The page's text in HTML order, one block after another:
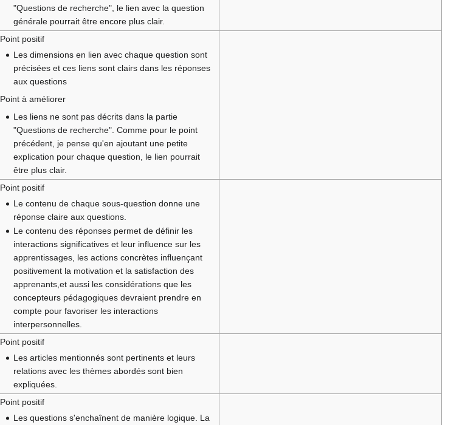
"Questions de recherche", le lien avec la question
générale pourrait être encore plus clair.
Point positif
Les dimensions en lien avec chaque question sont
précisées et ces liens sont clairs dans les réponses
aux questions
Point à améliorer
Les liens ne sont pas décrits dans la partie
"Questions de recherche". Comme pour le point
précédent, je pense qu'en ajoutant une petite
explication pour chaque question, le lien pourrait
être plus clair.
Point positif
Le contenu de chaque sous-question donne une
réponse claire aux questions.
Le contenu des réponses permet de définir les
interactions significatives et leur influence sur les
apprentissages, les actions concrètes influençant
positivement la motivation et la satisfaction des
apprenants,et aussi les considérations que les
concepteurs pédagogiques devraient prendre en
compte pour favoriser les interactions
interpersonnelles.
Point positif
Les articles mentionnés sont pertinents et leurs
relations avec les thèmes abordés sont bien
expliquées.
Point positif
Les questions s'enchaînent de manière logique. La